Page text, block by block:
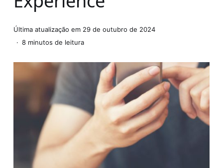
Última atualização em 29 de outubro de 2024
8 minutos de leitura